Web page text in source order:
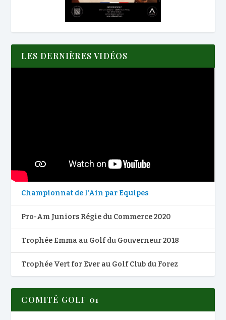
LES DERNIÈRES VIDÉOS
Championnat de l’Ain par Equipes
Pro-Am Juniors Régie du Commerce 2020
Trophée Emma au Golf du Gouverneur 2018
Trophée Vert for Ever au Golf Club du Forez
COMITÉ GOLF 01